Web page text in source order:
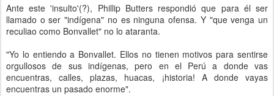
Ante este 'insulto'(?), Phillip Butters respondió que para él ser
llamado o ser "indígena" no es ninguna ofensa. Y "que venga un
reculiao como Bonvallet" no lo ataranta.
"Yo lo entiendo a Bonvallet. Ellos no tienen motivos para sentirse
orgullosos de sus indígenas, pero en el Perú a donde vas
encuentras, calles, plazas, huacas, ¡historia! A donde vayas
encuentras un pasado enorme".